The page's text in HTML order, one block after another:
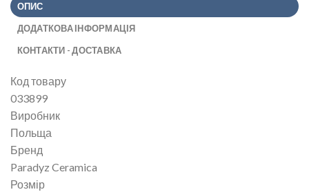
ОПИС
ДОДАТКОВА ІНФОРМАЦІЯ
КОНТАКТИ - ДОСТАВКА
Код товару
033899
Виробник
Польща
Бренд
Paradyz Ceramica
Розмір